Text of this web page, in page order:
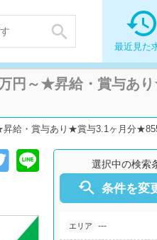
 
最近見た
円～★昇給・賞与あ
給・賞与あり★賞与3.1ヶ月分
選択中の検索
 条件を変
エリア ---